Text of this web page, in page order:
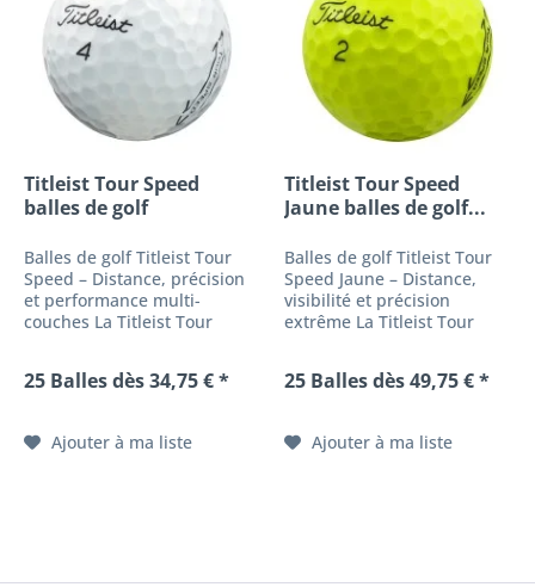
Titleist Tour Speed
balles de golf
Balles de golf Titleist Tour
Speed – Distance, précision
et performance multi-
couches La Titleist Tour
conçue pour offrir vitesse,
même sur les plus
longues...
25 Balles dès 34,75 € *
Ajouter à ma liste
Titleist Tour Speed
Jaune balles de golf...
Balles de golf Titleist Tour
Speed Jaune – Distance,
visibilité et précision
extrême La Titleist Tour
performance , conçue pour
recherchant vitesse,
contrôle et...
25 Balles dès 49,75 € *
Ajouter à ma liste